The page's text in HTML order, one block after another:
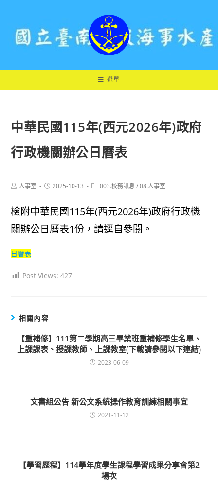
選單
中華民國115年(西元2026年)政府
行政機關辦公日曆表
Post人事室
Post2025-10-13
Post003.校務訊息 / 08.人事室
檢附中華民國115年(西元2026年)政府行政機
關辦公日曆表1份，請逕自參閱。
日曆表
Post Views: 427
相關內容
【重補修】111第二學期高三畢業班重補修學生名單、
上課課表、授課教師、上課教室(下載請參閱以下連結)
2023-06-09
文書組公告 新公文系統操作教育訓練相關事宜
2021-11-12
【學習歷程】114學年度學生課程學習成果分享會第2
場次